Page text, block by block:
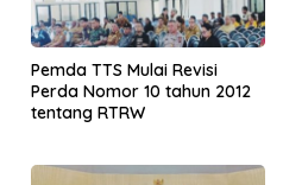
Pemda TTS Mulai Revisi
Perda Nomor 10 tahun 2012
tentang RTRW